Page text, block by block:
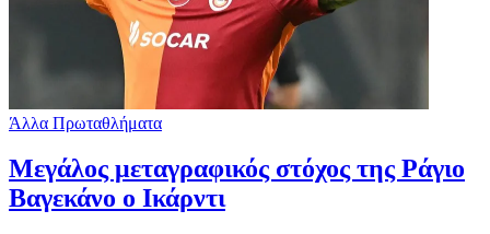
Άλλα Πρωταθλήματα
Μεγάλος μεταγραφικός στόχος της Ράγιο
Βαγεκάνο ο Ικάρντι